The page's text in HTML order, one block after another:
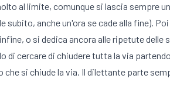
al limite, comunque si lascia sempre
subito, anche un'ora se cade alla fine).
o si dedica ancora alle ripetute
cercare di chiudere tutta la via
si chiude la via. Il dilettante parte